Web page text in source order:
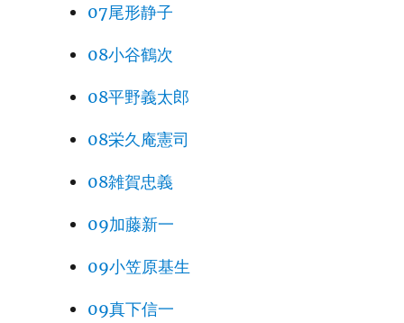
07尾形静子
08小谷鶴次
08平野義太郎
08栄久庵憲司
08雑賀忠義
09加藤新一
09小笠原基生
09真下信一